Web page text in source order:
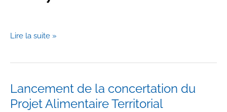
Le
labellisé
!
Lire la suite »
Lancement de la concertation du
Projet Alimentaire Territorial